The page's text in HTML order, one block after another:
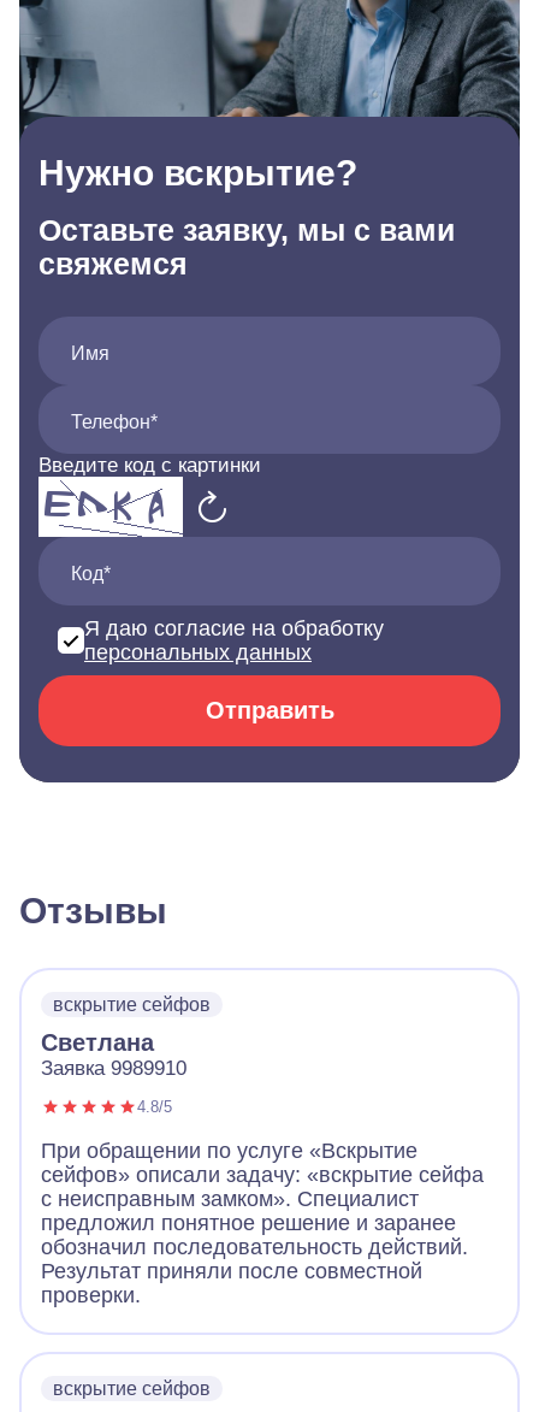
Нужно вскрытие?
Оставьте заявку, мы с вами
свяжемся
Имя
Телефон*
Введите код с картинки
Код*
Я даю согласие на обработку
персональных данных
Отправить
Отзывы
вскрытие сейфов
Светлана
Заявка 9989910
4.8/5
При обращении по услуге «Вскрытие
сейфов» описали задачу: «вскрытие сейфа
с неисправным замком». Специалист
предложил понятное решение и заранее
обозначил последовательность действий.
Результат приняли после совместной
проверки.
вскрытие сейфов